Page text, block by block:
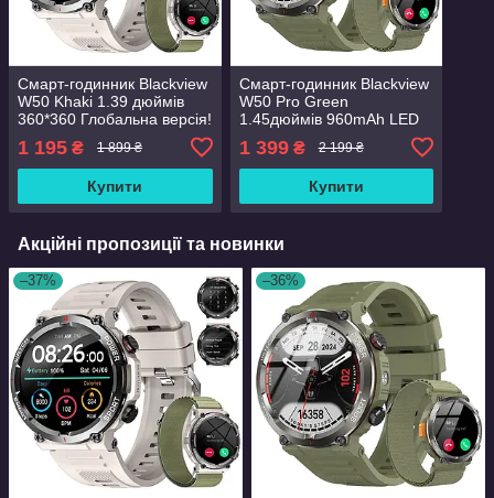
Смарт-годинник Blackview
W50 Khaki 1.39 дюймів
360*360 Глобальна версія!
1 195 ₴ 1 899 ₴
Купити
Смарт-годинник Blackview
W50 Pro Green
1.45дюймів 960mAh LED
версія!
1 399₴ 2 199 ₴
Купити
Акційні пропозиції та новинки
–37% –36%